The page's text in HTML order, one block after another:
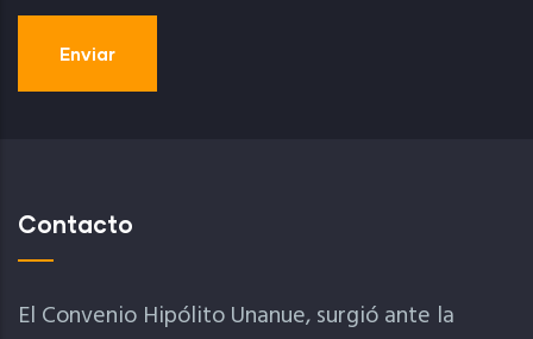
Contacto
El Convenio Hipólito Unanue, surgió ante la